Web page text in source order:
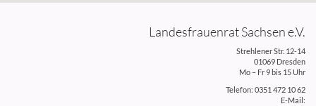
Landesfrauenrat Sachsen e.V.
Strehlener Str. 12-14
01069 Dresden
Mo – Fr 9 bis 15 Uhr
Telefon: 0351 472 10 62
E-Mail: